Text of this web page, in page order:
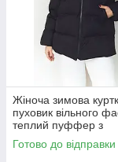
Жіноча зимова
пуховик вільного
теплий пуффер з
капюшоном на
розміри 42-52 чорна
Готово до відправки